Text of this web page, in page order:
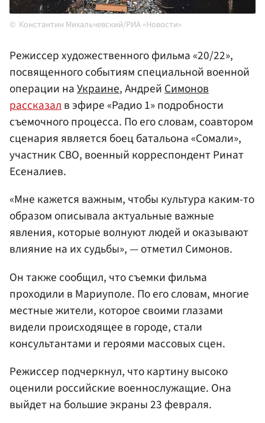
Константин Михальчевский/РИА «Новости»
Режиссер художественного фильма «20/22»,
посвященного событиям специальной военной
операции наУкраине, АндрейСимонов
рассказалв эфире «Радио 1» подробности
съемочного процесса. По его словам, соавтором
сценария является боец батальона «Сомали»,
участник СВО, военный корреспондент Ринат
Есеналиев.
«Мне кажется важным, чтобы культура каким-то
образом описывала актуальные важные
явления, которые волнуют людей и оказывают
влияние на их судьбы», — отметил Симонов.
Он также сообщил, что съемки фильма
проходили в Мариуполе. По его словам, многие
местные жители, которое своими глазами
видели происходящее в городе, стали
консультантами и героями массовых сцен.
Режиссер подчеркнул, что картину высоко
оценили российские военнослужащие. Она
выйдет на большие экраны 23 февраля.